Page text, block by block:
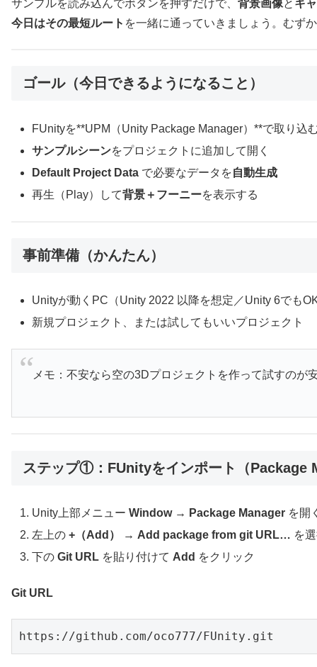
サンプルを読み込んでボタンを押すだけで、 背景画像と キ
今日はその最短ルート を一緒に通っていきましょう。むず
ゴール（今日できるようになること）
FUnityを**UPM（Unity Package Manager）**で取り込
サンプルシーンをプロジェクトに追加して開く
Default Project Data で必要なデータを自動生成
再生（Play）して背景＋フーニーを表示する
事前準備（かんたん）
Unityが動くPC（Unity 2022 以降を想定／Unity 6でも
新規プロジェクト、または試してもいいプロジェクト
メモ：不安なら空の3Dプロジェクトを作って試すのが
ステップ①：FUnityをインポート（Package
Unity上部メニューWindow → Package Manager を開
左上の+（Add） → Add package from git URL… を
下のGit URL を貼り付けて Add をクリック
Git URL
https://github.com/oco777/FUnity.git